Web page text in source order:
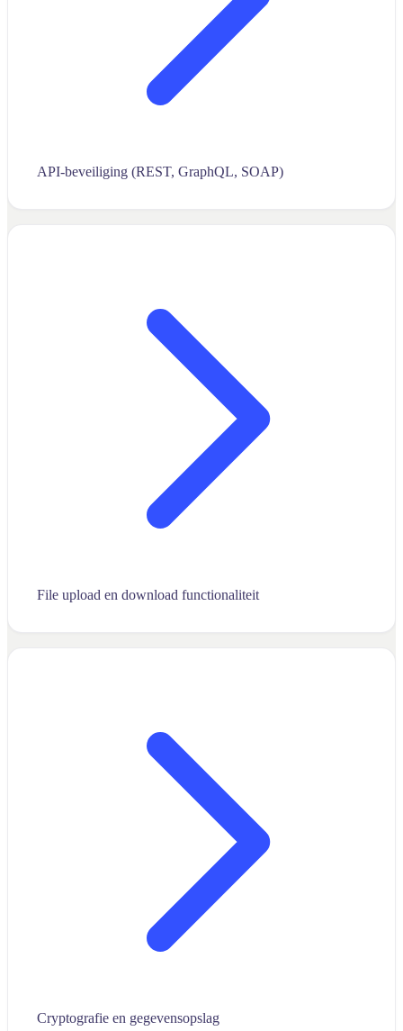
API-beveiliging (REST, GraphQL, SOAP)
File upload en download functionaliteit
Cryptografie en gegevensopslag